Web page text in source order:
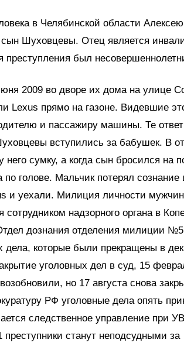
в Челябинской области Алексею
Шуховцевы. Отец является
был
2009 во дворе их дома на улице
Lexus прямо на газоне. Видевшие
и пассажиру машины. Те
вступились за бабушек. В
сумку, а когда сын бросился на
голове. Мальчик потерял сознание
и уехали. Милиция личности мужчин
надзорного органа в
дознания отделения милиции
дела, которые были прекращены в
уголовных дел в суд, 15
но 17 августа снова
РФ уголовные дела опять
следственное управление при
станут неподсудными за